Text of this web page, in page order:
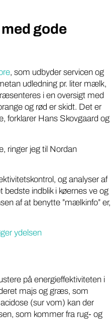
gode
, som udbyder servicen og
udledning pr. liter mælk,
i en oversigt med
og rød er skidt. Det er
forklarer Hans Skovgaard og
ringer jeg til Nordan
og analyser af
indblik i køernes ve og
af at benytte ”mælkinfo” er,
ydelsen
på energieffektiviteten i
majs og græs, som
(sur vom) kan der
som kommer fra rug- og
eller gårdbutik
Mathias Faulkner elsker
Han har lanceret appen